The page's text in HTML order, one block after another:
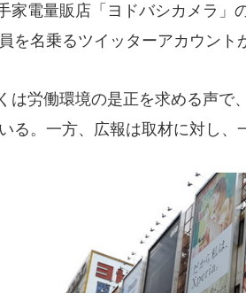
家電量販店「ヨドバシカメラ」
を名乗るツイッターアカウント
は労働環境の是正を求める声で
る。一方、広報は取材に対し、